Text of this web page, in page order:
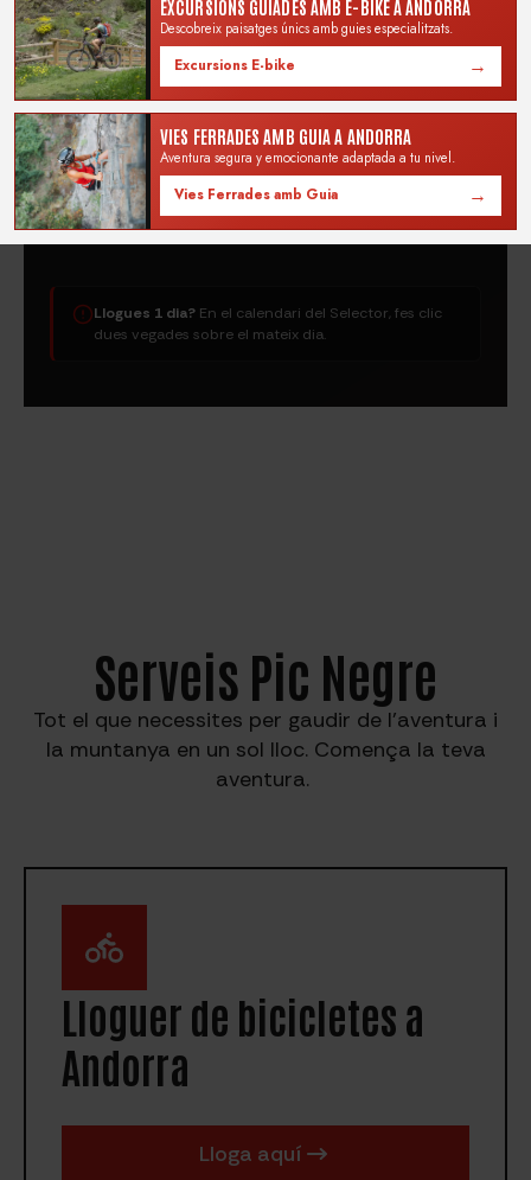
Completa la comanda per
confirmar la reserva de la
bicicleta o l’experiència.
Presenta la comanda a la
de l’experiència.
Llogues 1 dia? En el calendari del Selector, fes clic
dues vegades sobre el mateix dia.
Serveis Pic Negre
Tot el que necessites per gaudir de l’aventura i
la muntanya en un sol lloc. Comença la teva
aventura.
Lloguer de bicicletes a
Andorra
Lloga aquí
EXCURSIONS GUIADES AMB E-BIKE A ANDORRA
Descobreix paisatges únics amb guies especialitzats.
Excursions E-bike
→
VIES FERRADES AMB GUIA A ANDORRA
Aventura segura y emocionante adaptada a tu nivel.
Vies Ferrades amb Guia
→